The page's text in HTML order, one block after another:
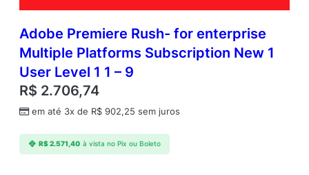
Adobe Premiere Rush- for enterprise
Multiple Platforms Subscription New 1
User Level 1 1 – 9
R$ 2.706,74
em até 3x de R$ 902,25 sem juros
R$2.571,40 à vista no Pix ou Boleto